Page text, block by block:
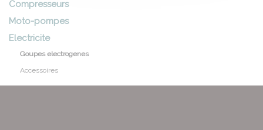
Compresseurs
Moto-pompes
Electricite
Goupes electrogenes
Accessoires